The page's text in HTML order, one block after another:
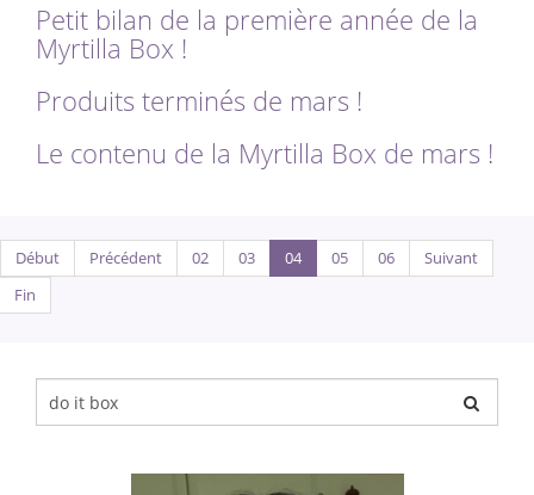
Petit bilan de la première année de la
Myrtilla Box !
Produits terminés de mars !
Le contenu de la Myrtilla Box de mars !
Début Précédent 02 03 04 05 06
Suivant
Fin
pour